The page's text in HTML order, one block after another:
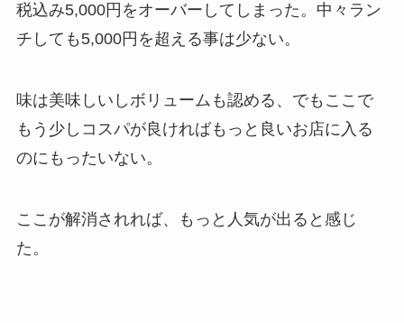
税込み5,000円をオーバーしてしまった。中々ラン
チしても5,000円を超える事は少ない。
味は美味しいしボリュームも認める、でもここで
もう少しコスパが良ければもっと良いお店に入る
のにもったいない。
ここが解消されれば、もっと人気が出ると感じ
た。